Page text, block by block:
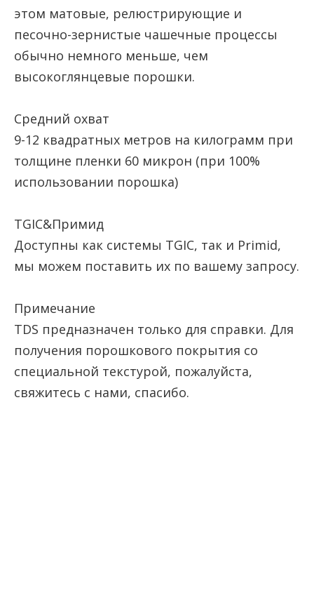
этом матовые, релюстрирующие и
песочно-зернистые чашечные процессы
обычно немного меньше, чем
высокоглянцевые порошки.
Средний охват
9-12 квадратных метров на килограмм при
толщине пленки 60 микрон (при 100%
использовании порошка)
TGIC&Примид
Доступны как системы TGIC, так и Primid,
мы можем поставить их по вашему запросу.
Примечание
TDS предназначен только для справки. Для
получения порошкового покрытия со
специальной текстурой, пожалуйста,
свяжитесь с нами, спасибо.